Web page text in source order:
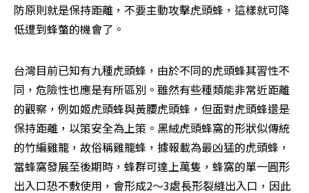
防原則就是保持距離，不要主動攻擊虎頭蜂，這樣就可降
低遭到蜂螫的機會了。
台灣目前已知有九種虎頭蜂，由於不同的虎頭蜂其習性不
同，危險性也應是有所區別。雖然有些種類能非常近距離
的觀察，例如姬虎頭蜂與黃腰虎頭蜂，但面對虎頭蜂還是
保持距離，以策安全為上策。黑絨虎頭蜂窩的形狀似傳統
的竹編雞籠，故俗稱雞籠蜂，據報載為最凶猛的虎頭蜂，
當蜂窩發展至後期時，蜂群可達上萬隻，蜂窩的單一圓形
出入口恐不敷使用，會形成2～3處長形裂縫出入口，因此